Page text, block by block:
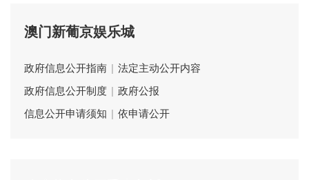
澳门新葡京娱乐城
政府信息公开指南 | 法定主动公开内容
政府信息公开制度 | 政府公报
信息公开申请须知 | 依申请公开